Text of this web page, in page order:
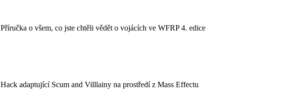
Příručka o všem, co jste chtěli vědět o vojácích ve WFRP 4. edice
Hack adaptující Scum and Villlainy na prostředí z Mass Effectu